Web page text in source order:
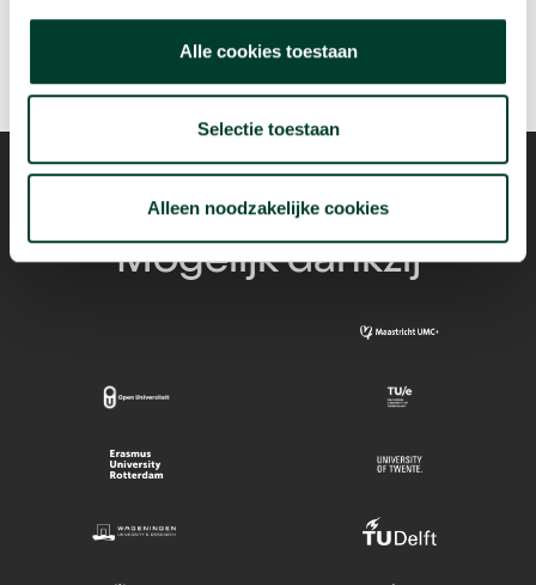
Alle cookies toestaan
Selectie toestaan
Alleen noodzakelijke cookies
Mogelijk dankzij